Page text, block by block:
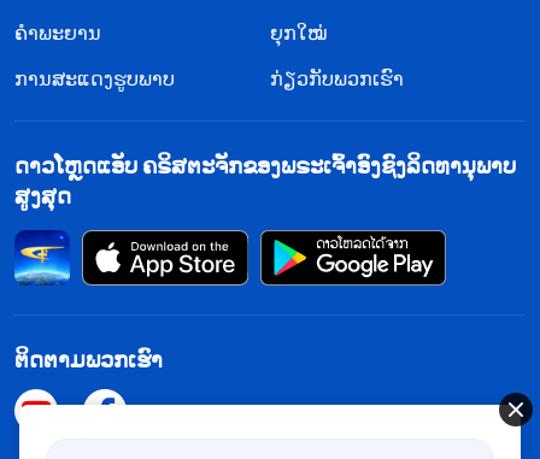
ຄຳພະຍານ
ຍຸກໃໝ່
ການສະແດງຮູບພາບ
ກ່ຽວກັບພວກເຮົາ
ດາວໂຫຼດແອັບ ຄຣິສຕະຈັກຂອງພຣະເຈົ້າອົງຊົງລິດທານຸພາບ
ສູງສຸດ
ຕິດຕາມພວກເຮົາ